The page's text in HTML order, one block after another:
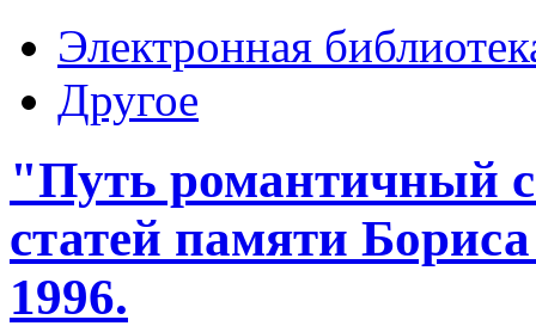
Электронная
Другое
"Путь романтичный
статей памяти
1996.